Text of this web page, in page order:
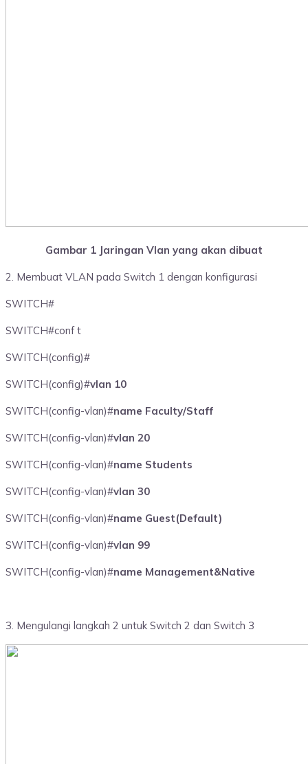
Gambar 1 Jaringan Vlan yang akan dibuat
2. Membuat VLAN pada Switch 1 dengan konfigurasi
SWITCH#
SWITCH#conf t
SWITCH(config)#
SWITCH(config)#vlan 10
SWITCH(config-vlan)#name Faculty/Staff
SWITCH(config-vlan)#vlan 20
SWITCH(config-vlan)#name Students
SWITCH(config-vlan)#vlan 30
SWITCH(config-vlan)#name Guest(Default)
SWITCH(config-vlan)#vlan 99
SWITCH(config-vlan)#name Management&Native
3. Mengulangi langkah 2 untuk Switch 2 dan Switch 3